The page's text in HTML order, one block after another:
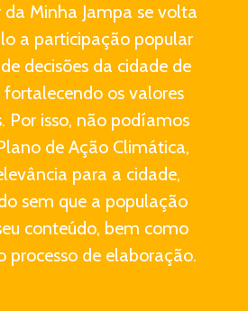
da Minha Jampa se volta
a participação popular
decisões da cidade de
fortalecendo os valores
Por isso, não podíamos
de Ação Climática,
para a cidade,
sem que a população
conteúdo, bem como